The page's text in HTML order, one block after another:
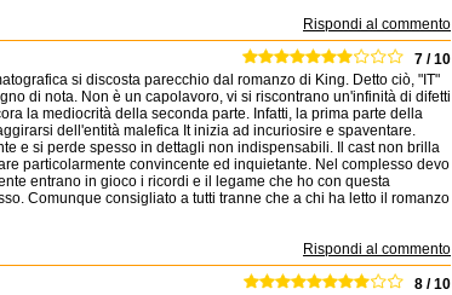
Rispondi al commento
7 / 10
si discosta parecchio dal romanzo di King. Detto ciò, "IT"
di nota. Non è un capolavoro, vi si riscontrano un'infinità di difetti
la mediocrità della seconda parte. Infatti, la prima parte della
dell'entità malefica It inizia ad incuriosire e spaventare.
e si perde spesso in dettagli non indispensabili. Il cast non brilla
particolarmente convincente ed inquietante. Nel complesso devo
entrano in gioco i ricordi e il legame che ho con questa
Comunque consigliato a tutti tranne che a chi ha letto il romanzo
Rispondi al commento
8 / 10